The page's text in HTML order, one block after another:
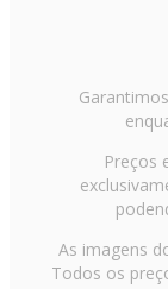
Preços
As imagens
Todos os